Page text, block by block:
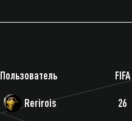
Пользователь FIFA
Rerirois 26